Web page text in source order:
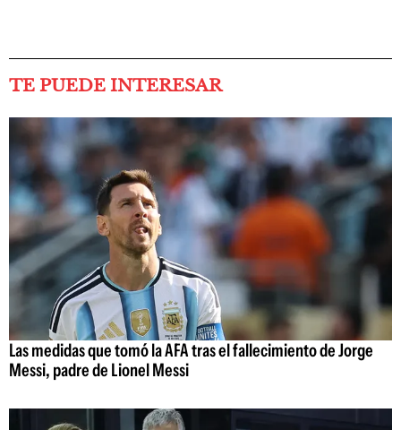
TE PUEDE INTERESAR
Las medidas que tomó la AFA tras el fallecimiento de Jorge
Messi, padre de Lionel Messi